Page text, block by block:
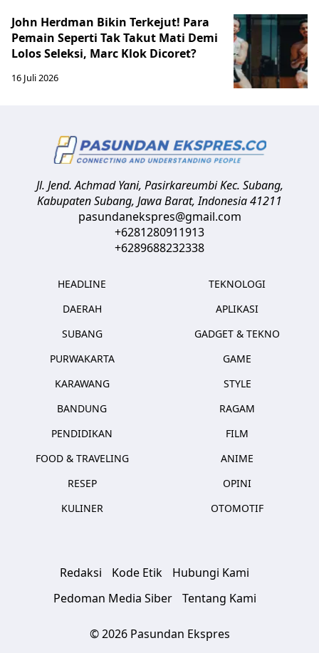
John Herdman Bikin Terkejut! Para
Pemain Seperti Tak Takut Mati Demi
Lolos Seleksi, Marc Klok Dicoret?
16 Juli 2026
Jl. Jend. Achmad Yani, Pasirkareumbi Kec. Subang,
Kabupaten Subang, Jawa Barat,Indonesia41211
pasundanekspres@gmail.com
+6281280911913
+6289688232338
HEADLINE
DAERAH
SUBANG
PURWAKARTA
KARAWANG
BANDUNG
PENDIDIKAN
FOOD & TRAVELING
RESEP
KULINER
TEKNOLOGI
APLIKASI
GADGET & TEKNO
GAME
STYLE
RAGAM
FILM
ANIME
OPINI
OTOMOTIF
Redaksi Kode Etik
Hubungi Kami
Pedoman Media Siber
Tentang Kami
© 2026 Pasundan Ekspres